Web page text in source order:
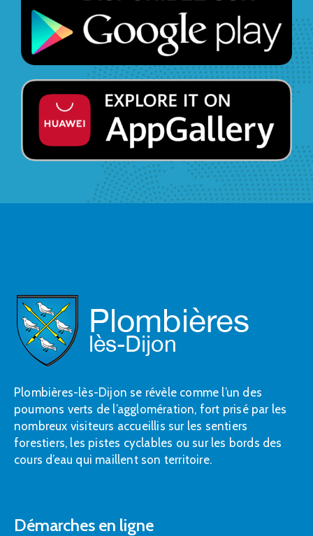
Plombières-lès-Dijon se révèle comme l’un des
poumons verts de l’agglomération, fort prisé par les
nombreux visiteurs accueillis sur les sentiers
forestiers, les pistes cyclables ou sur les bords des
cours d’eau qui maillent son territoire.
Démarches en ligne